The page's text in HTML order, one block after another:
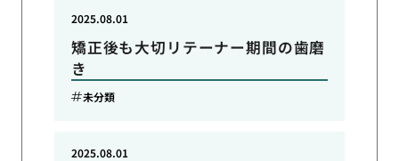
矯正後も大切リテーナー期間の歯磨
き
2025.08.01
未分類
2025.08.01